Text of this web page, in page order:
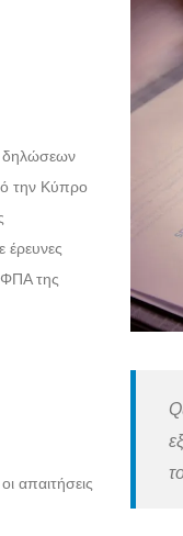
δηλώσεων
την Κύπρο
έρευνες
της
απαιτήσεις